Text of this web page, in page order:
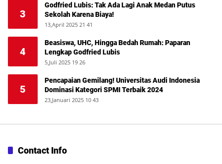
3
Godfried Lubis: Tak Ada Lagi Anak Medan Putus
Sekolah Karena Biaya!
13,April 2025 21 41
4
Beasiswa, UHC, Hingga Bedah Rumah: Paparan
Lengkap Godfried Lubis
5,Juli 2025 19 26
5
Pencapaian Gemilang! Universitas Audi Indonesia
Dominasi Kategori SPMI Terbaik 2024
23,Januari 2025 10 43
Contact Info